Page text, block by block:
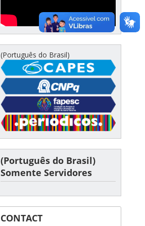
(Português do Brasil)
(Português do Brasil)
Somente Servidores
CONTACT